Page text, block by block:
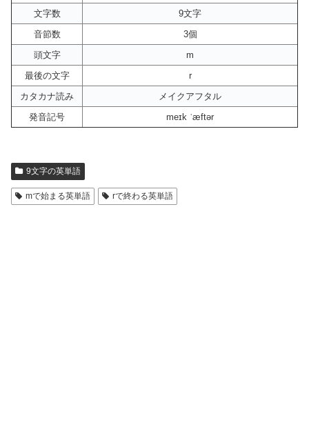
文字数
9文字
音節数
3個
頭文字
m
最後の文字
r
カタカナ読み
メイクアフタル
発音記号
meɪk ˈæftər
9文字の英単語
mで始まる英単語 rで終わる英単語